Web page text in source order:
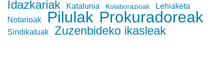
Idazkariak Katalunia Kolaborazioak
Lehiaketa
Notarioak
Pilulak Prokuradoreak
Sindikatuak Zuzenbideko ikasleak